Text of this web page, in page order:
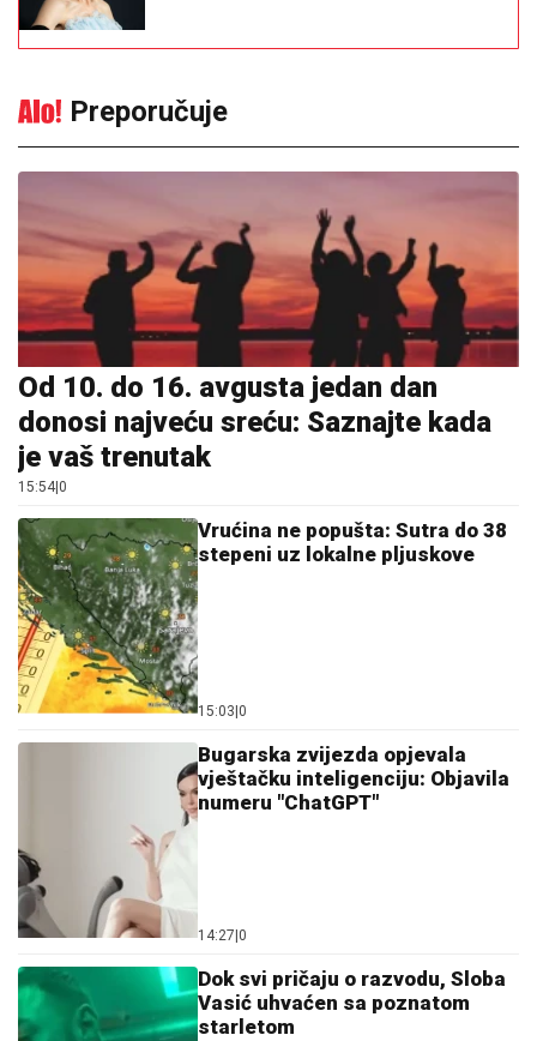
Preporučuje
Od 10. do 16. avgusta jedan dan
donosi najveću sreću: Saznajte kada
je vaš trenutak
15:54 0
Vrućina ne popušta: Sutra do 38
stepeni uz lokalne pljuskove
15:03 0
Bugarska zvijezda opjevala
vještačku inteligenciju: Objavila
numeru "ChatGPT"
14:27 0
Dok svi pričaju o razvodu, Sloba
Vasić uhvaćen sa poznatom
starletom